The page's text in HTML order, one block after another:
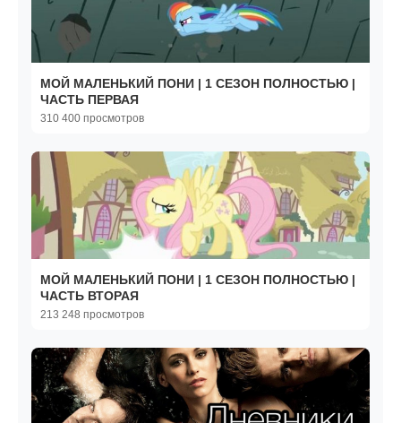
МОЙ МАЛЕНЬКИЙ ПОНИ | 1 СЕЗОН ПОЛНОСТЬЮ |
ЧАСТЬ ПЕРВАЯ
310 400 просмотров
МОЙ МАЛЕНЬКИЙ ПОНИ | 1 СЕЗОН ПОЛНОСТЬЮ |
ЧАСТЬ ВТОРАЯ
213 248 просмотров